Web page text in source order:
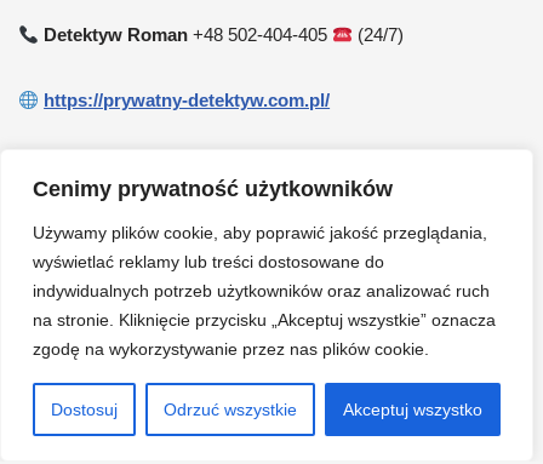
Cenimy prywatność użytkowników
Używamy plików cookie, aby poprawić jakość przeglądania,
wyświetlać reklamy lub treści dostosowane do
indywidualnych potrzeb użytkowników oraz analizować ruch
na stronie. Kliknięcie przycisku „Akceptuj wszystkie” oznacza
zgodę na wykorzystywanie przez nas plików cookie.
Dostosuj Odrzuć wszystkie Akceptuj wszystko
Detektyw Roman +48 502-404-405 (24/7)
https://prywatny-detektyw.com.pl/
Osoby Zaginione Youtube
Facebook
O mnie